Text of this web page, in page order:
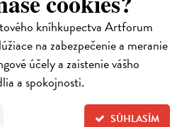
kníhkupectva Artforum
na zabezpečenie a meranie
účely a zaistenie vášho
a spokojnosti.
SÚHLASÍM
parky:
Kniha
pro opravdové milovníky
a hikery představuje 336 nádhe...